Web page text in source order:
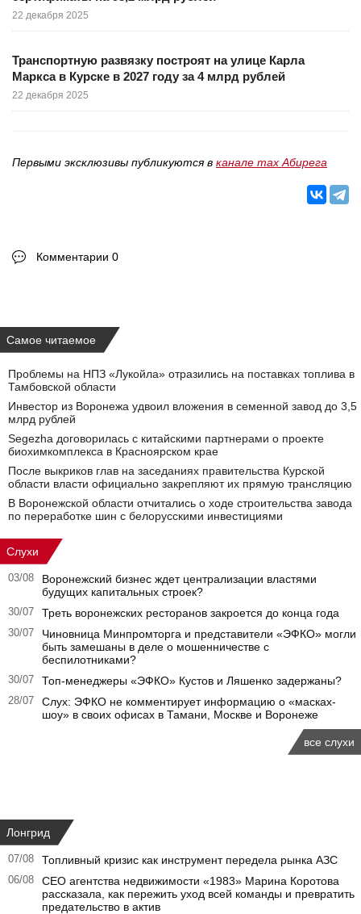
22 декабря 2025
Транспортную развязку построят на улице Карла
Маркса в Курске в 2027 году за 4 млрд рублей
22 декабря 2025
Первыми эксклюзивы публикуются в канале max Абирега
Комментарии 0
Самое читаемое
Проблемы на НПЗ «Лукойла» отразились на поставках топлива в
Тамбовской области
Инвестор из Воронежа удвоил вложения в семенной завод до 3,5
млрд рублей
Segezha договорилась с китайскими партнерами о проекте
биохимкомплекса в Красноярском крае
После выкриков глав на заседаниях правительства Курской
области власти официально закрепляют их прямую трансляцию
В Воронежской области отчитались о ходе строительства завода
по переработке шин с белорусскими инвестициями
Слухи
03/08
Воронежский бизнес ждет централизации властями
будущих капитальных строек?
30/07 Треть воронежских ресторанов закроется до конца года
30/07
Чиновница Минпромторга и представители «ЭФКО» могли
быть замешаны в деле о мошенничестве с
беспилотниками?
30/07 Топ-менеджеры «ЭФКО» Кустов и Ляшенко задержаны?
28/07
Слух: ЭФКО не комментирует информацию о «масках-
шоу» в своих офисах в Тамани, Москве и Воронеже
все слухи
Лонгрид
07/08 Топливный кризис как инструмент передела рынка АЗС
06/08
CEO агентства недвижимости «1983» Марина Коротова
рассказала, как пережить уход всей команды и превратить
предательство в актив